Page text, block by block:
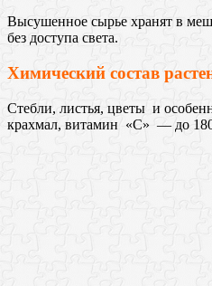
Высушенное сырье хранят в
без доступа света.
Химический состав
Стебли, листья, цветы и
крахмал, витамин «С» — до